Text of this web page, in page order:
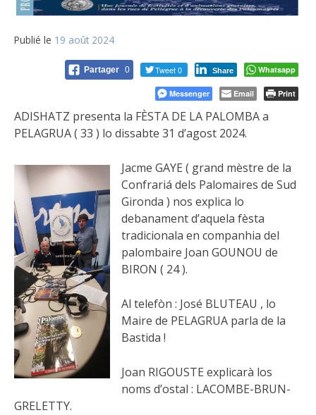
Publié le 19 août 2024
Partager 0 Tweet 0 Share Whatsapp
Messenger Email Print
ADISHATZ presenta la FÈSTA DE LA PALOMBA a
PELAGRUA ( 33 ) lo dissabte 31 d’agost 2024.
Jacme GAYE ( grand mèstre de la
Confrariá dels Palomaires de Sud
Gironda ) nos explica lo
debanament d’aquela fèsta
tradicionala en companhia del
palombaire Joan GOUNOU de
BIRON ( 24 ).
Al telefòn : José BLUTEAU , lo
Maire de PELAGRUA parla de la
Bastida !
Joan RIGOUSTE explicarà los
noms d’ostal : LACOMBE-BRUN-
GRELETTY.